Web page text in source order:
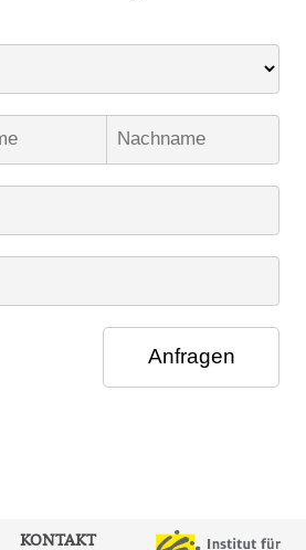
KONTAKT